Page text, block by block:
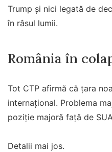
Trump și nici legată de
în râsul lumii.
România în
Tot CTP afirmă că țara
internațional. Problema
poziție majoră față de
Detalii mai jos.